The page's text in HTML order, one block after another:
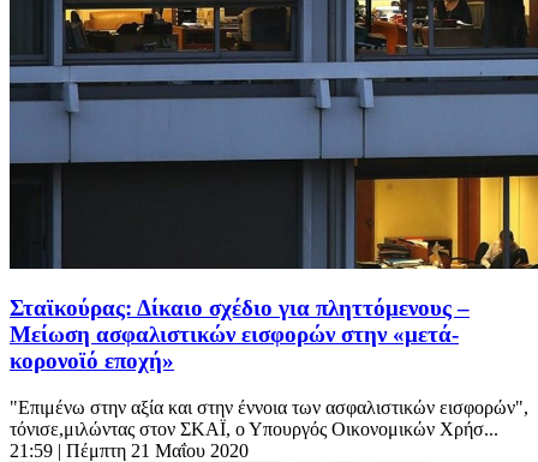
Σταϊκούρας: Δίκαιο σχέδιο για πληττόμενους –
Μείωση ασφαλιστικών εισφορών στην «μετά-
κορονοϊό εποχή»
"Eπιμένω στην αξία και στην έννοια των ασφαλιστικών εισφορών",
τόνισε,μιλώντας στον ΣΚΑΪ, ο Υπουργός Οικονομικών Χρήσ...
21:59 | Πέμπτη 21 Μαΐου 2020